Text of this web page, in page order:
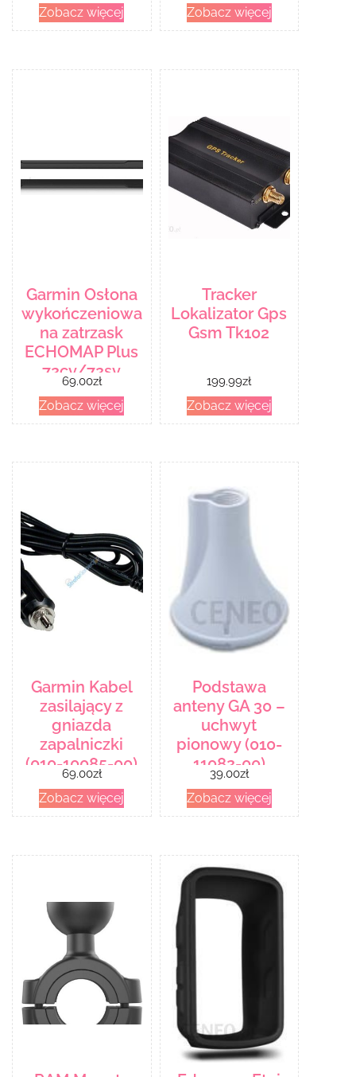
Zobacz więcej Zobacz więcej
Garmin Osłona
wykończeniowa
na zatrzask
ECHOMAP Plus
72cv/72sv
(101267202)
69.00zł
Zobacz więcej
Tracker
Lokalizator Gps
Gsm Tk102
199.99zł
Zobacz więcej
Garmin Kabel
zasilający z
gniazda
zapalniczki
(010-10085-00)
69.00zł
Zobacz więcej
Podstawa
anteny GA 30 –
uchwyt
pionowy (010-
11082-00)
39.00zł
Zobacz więcej